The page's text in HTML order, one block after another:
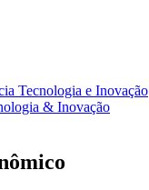
Tecnologia e Inovação
& Inovação